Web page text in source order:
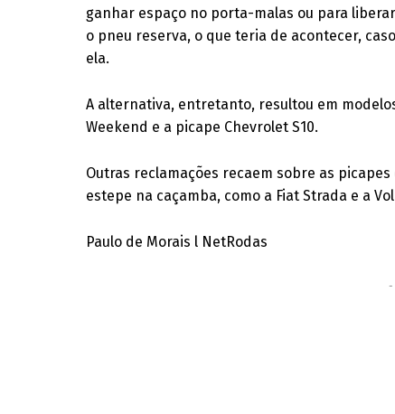
ganhar espaço no porta-malas ou para
o pneu reserva, o que teria de acontecer,
ela.
A alternativa, entretanto, resultou em
Weekend e a picape Chevrolet S10.
Outras reclamações recaem sobre as
estepe na caçamba, como a Fiat Strada e a
Paulo de Morais l NetRodas
-